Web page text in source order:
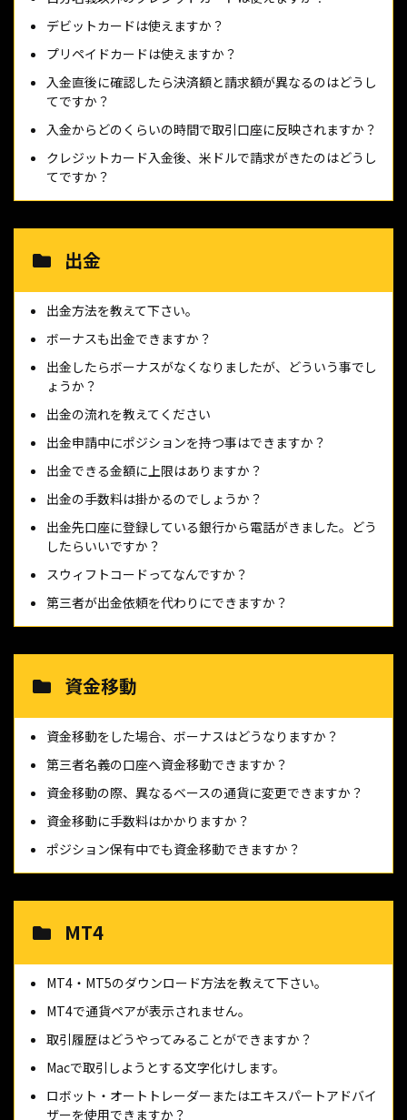
デビットカードは使えますか？
プリペイドカードは使えますか？
入金直後に確認したら決済額と請求額が異なるのはどうし
てですか？
入金からどのくらいの時間で取引口座に反映されますか？
クレジットカード入金後、米ドルで請求がきたのはどうし
てですか？
出金
出金方法を教えて下さい。
ボーナスも出金できますか？
出金したらボーナスがなくなりましたが、どういう事でし
ょうか？
出金の流れを教えてください
出金申請中にポジションを持つ事はできますか？
出金できる金額に上限はありますか？
出金の手数料は掛かるのでしょうか？
出金先口座に登録している銀行から電話がきました。どう
したらいいですか？
スウィフトコードってなんですか？
第三者が出金依頼を代わりにできますか？
資金移動
資金移動をした場合、ボーナスはどうなりますか？
第三者名義の口座へ資金移動できますか？
資金移動の際、異なるベースの通貨に変更できますか？
資金移動に手数料はかかりますか？
ポジション保有中でも資金移動できますか？
MT4
MT4・MT5のダウンロード方法を教えて下さい。
MT4で通貨ペアが表示されません。
取引履歴はどうやってみることができますか？
Macで取引しようとする文字化けします。
ロボット・オートトレーダーまたはエキスパートアドバイ
ザーを使用できますか？